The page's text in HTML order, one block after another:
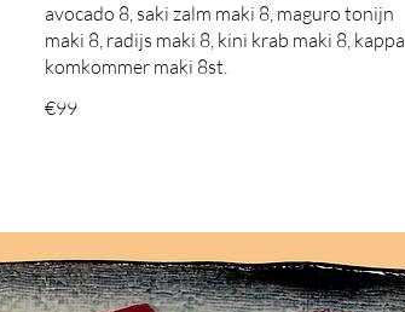
avocado 8, saki zalm maki 8, maguro tonijn
maki 8, radijs maki 8, kini krab maki 8, kappa
komkommer maki 8st.
€99